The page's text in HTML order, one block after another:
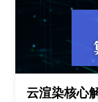
云渲染核心